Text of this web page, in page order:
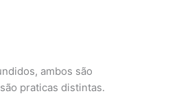
ambos são
praticas distintas.